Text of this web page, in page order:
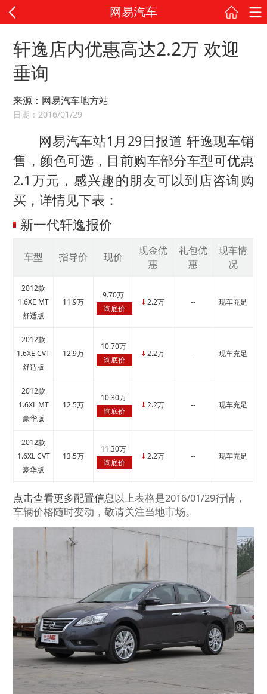
网易汽车
轩逸店内优惠高达2.2万 欢迎
垂询
来源：网易汽车地方站
日期：2016/01/29
网易汽车站1月29日报道 轩逸现车销
售，颜色可选，目前购车部分车型可优惠
2.1万元，感兴趣的朋友可以到店咨询购
买，详情见下表：
新一代轩逸报价
车型 指导价 现价
现金优
惠
礼包优
惠
现车情
况
2012款
1.6XE MT
舒适版
11.9万
9.70万
询底价
↓ 2.2万 -- 现车充足
2012款
1.6XE CVT
舒适版
12.9万
10.70万
询底价
↓ 2.2万 -- 现车充足
2012款
1.6XL MT
豪华版
12.5万
10.30万
询底价
↓ 2.2万 -- 现车充足
2012款
1.6XL CVT
豪华版
13.5万
11.30万
询底价
↓ 2.2万 -- 现车充足
点击查看更多配置信息以上表格是2016/01/29行情，
车辆价格随时变动，敬请关注当地市场。